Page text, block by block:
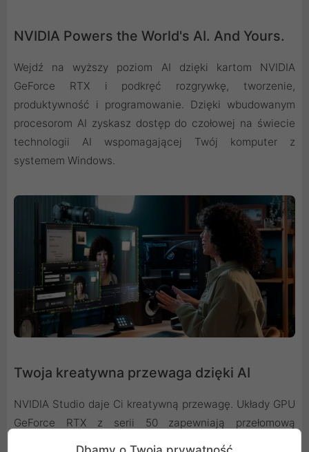
NVIDIA Powers the World's AI. And Yours.
Wejdź na wyższy poziom AI dzięki kartom NVIDIA
GeForce RTX i podkręć rozgrywkę, tworzenie,
produktywność i programowanie. Dzięki wbudowanym
procesorom AI zyskasz dostęp do czołowej na świecie
technologii AI wspomagającej Twój komputer z
systemem Windows.
Twoja kreatywna przewaga dzięki AI
NVIDIA Studio daje Ci kreatywną przewagę. Układy GPU
GeForce RTX z serii 50 zapewniają przełomową
wydajność edycji wideo, renderingu 3D i projektowania